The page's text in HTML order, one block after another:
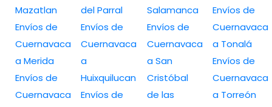
Mazatlan
Envíos de
Cuernavaca
a Merida
Envíos de
Cuernavaca
del Parral
Envíos de
Cuernavaca
a
Huixquilucan
Envíos de
Salamanca
Envíos de
Cuernavaca
a San
Cristóbal
de las
Envíos de
Cuernavaca
a Tonalá
Envíos de
Cuernavaca
a Torreón